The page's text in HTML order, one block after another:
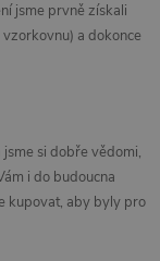
jsme prvně získali
a dokonce
si dobře vědomi,
i do budoucna
kupovat, aby byly pro